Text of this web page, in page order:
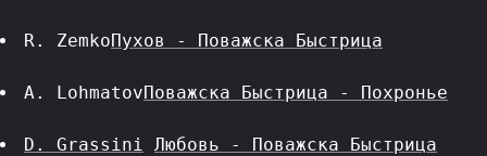
R. ZemkoПухов - Поважска Быстрица
A. LohmatovПоважска Быстрица - Похронье
D. Grassini Любовь - Поважска Быстрица